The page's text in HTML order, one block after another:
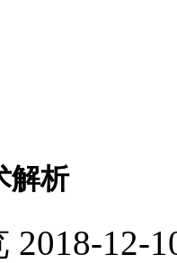
解析
2018-12-